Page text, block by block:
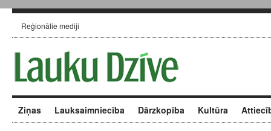
Reģionālie mediji
Ziņas Lauksaimniecība Dārzkopība Kultūra